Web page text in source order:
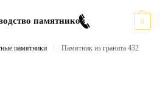
0
памятники / Памятник из гранита 432